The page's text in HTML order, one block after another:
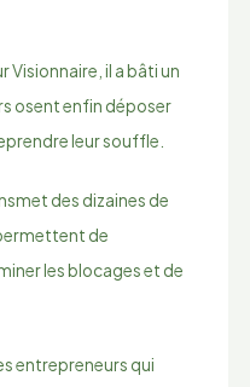
Visionnaire, il a bâti un
osent enfin déposer
leur souffle.
des dizaines de
de
les blocages et de
entrepreneurs qui